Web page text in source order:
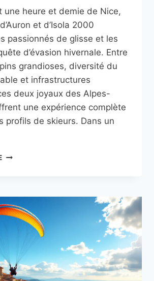
une heure et demie de Nice,
et d’Isola 2000
passionnés de glisse et les
d’évasion hivernale. Entre
grandioses, diversité du
et infrastructures
deux joyaux des Alpes-
une expérience complète
profils de skieurs. Dans un
SKI
À
AURON
ET